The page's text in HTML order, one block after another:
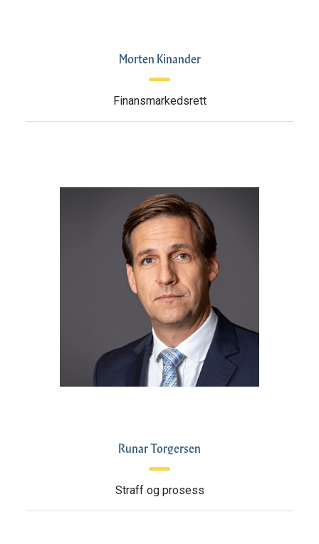
Morten Kinander
Finansmarkedsrett
Runar Torgersen
Straff og prosess